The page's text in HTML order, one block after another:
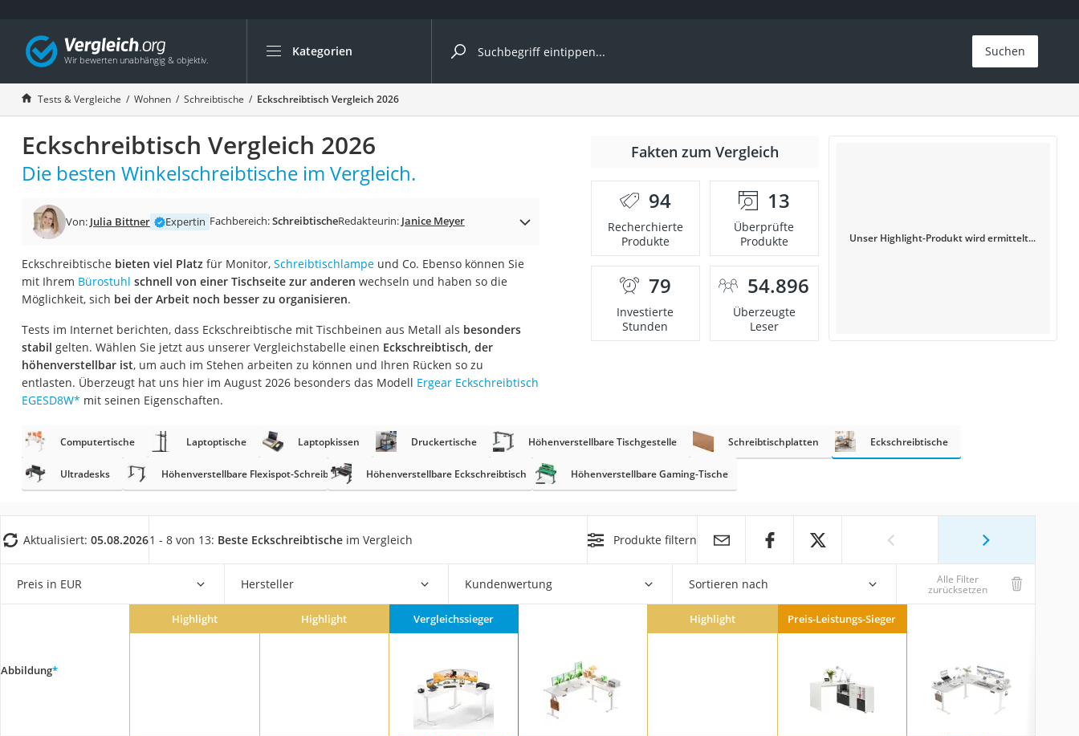
Kategorien
Die beliebtesten Vergleiche nach Kategorie
Wohnen
Matratzen-Topper
Matratzen
Konferenzlautsprecher
Badlüfter
Bürohocker
Außenleuchte mit Kamera
Akku-Tischlampe
Konferenzmikrofon
Aktenvernichter Sicherheitsstufe 4
Bettgitter
Höhenverstellbarer Schreibtisch
Matratze 90 x 200 cm
Suchen
Tests & Vergleiche Wohnen Schreibtische Eckschreibtisch Vergleich 2026
Eckschreibtisch Vergleich 2026
Die besten Winkelschreibtische im Vergleich.
Von: Julia Bittner Expertin Fachbereich:SchreibtischeRedakteurin: Janice Meyer
Eckschreibtische bieten viel Platzfür Monitor, Schreibtischlampeund Co. Ebenso können Sie
mit Ihrem Bürostuhl schnell von einer Tischseite zur anderen wechseln und haben so die
Möglichkeit, sich bei der Arbeit noch besser zu organisieren.
Tests im Internet berichten, dass Eckschreibtische mit Tischbeinen aus Metall als besonders
stabil gelten. Wählen Sie jetzt aus unserer Vergleichstabelle einen Eckschreibtisch, der
höhenverstellbar ist, um auch im Stehen arbeiten zu können und Ihren Rücken so zu
entlasten. Überzeugt hat uns hier im August 2026 besonders das Modell Ergear Eckschreibtisch
EGESD8W* mit seinen Eigenschaften.
Fakten zum Vergleich
94
Recherchierte
Produkte
13
Überprüfte
Produkte
79
Investierte
Stunden
54.896
Überzeugte
Leser
Unser Highlight-Produkt wird ermittelt...
Computertische Laptoptische Laptopkissen Druckertische Höhenverstellbare Tischgestelle Schreibtischplatten Eckschreibtische
Ultradesks Höhenverstellbare Flexispot-Schreibtische Höhenverstellbare Eckschreibtisch Höhenverstellbare Gaming-Tische
Aktualisiert: 05.08.20261 - 8 von 13: Beste Eckschreibtische im Vergleich Produkte filtern
Preis in EUR Hersteller Kundenwertung Sortieren nach Alle Filter
zurücksetzen
Abbildung*
Highlight Highlight Vergleichssieger Highlight Preis-Leistungs-Sieger